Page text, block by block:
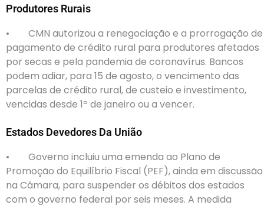
Produtores Rurais
• CMN autorizou a renegociação e a prorrogação de
pagamento de crédito rural para produtores afetados
por secas e pela pandemia de coronavírus. Bancos
podem adiar, para 15 de agosto, o vencimento das
parcelas de crédito rural, de custeio e investimento,
vencidas desde 1º de janeiro ou a vencer.
Estados Devedores Da União
• Governo incluiu uma emenda ao Plano de
Promoção do Equilíbrio Fiscal (PEF), ainda em discussão
na Câmara, para suspender os débitos dos estados
com o governo federal por seis meses. A medida